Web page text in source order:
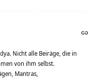
Nicht alle Beiräge, die in
von ihm selbst.
Mantras,